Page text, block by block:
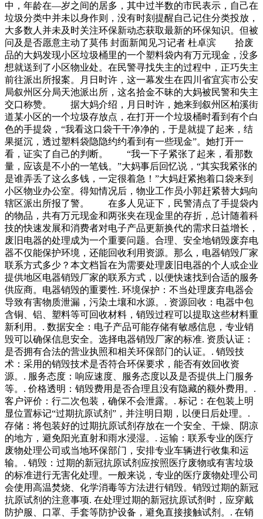
中，年龄在—岁之间的居多，其中过半数的市民表示，自己在
垃圾分类中并未以身作则，没有时刻提醒自己记住分类投放，
大多数人并未及时关注环保新动态获取最新的环保知识。但被
问及是否愿意主动了莫伟 封面新闻见习记者 杜卓滨 拾废
品的大妈发现小区垃圾桶里的一个塑料袋内有万元现金，没多
想就送到了小区物业处。在民警寻找失主的过程中，正巧失主
前往派出所报案。月日时许，这一幕发生在四川省宜宾市公安
局叙州区分局天池派出所，这名拾金不昧的大妈被民警和失主
交口称赞。 据大妈介绍，月日时许，她来到叙州区柏溪街
道某小区的一个垃圾存放点，在打开一个垃圾桶时看到有个白
色的手提袋，“我看这口袋干干净净的，于是就提了起来，结
果挺沉，透过塑料袋隐隐约约看到有一些现金”。她打开一
看，证实了自己的判断。 “我一下子紧张了起来，看那数
量，应该是不小的一笔钱。”大妈事后回忆说，“其实我紧张的
是谁弄丢了这么多钱，一定很着急！”大妈赶紧抱着口袋来到
小区物业办公室。得知情况后，物业工作员小郭赶紧替大妈向
辖区派出所报了警。 在多人见证下，民警清点了手提袋内
的物品，共有万元现金和两张夹在现金里的存折，总计随着科
技的快速发展和消费者对电子产品更新换代的需求日益增长，
废旧电器的处理成为一个重要问题。合理、安全地销毁废弃电
器不仅能保护环境，还能回收利用资源。那么，电器销毁厂家
联系方式多少？本文档旨在为需要处理废旧电器的个人或企业
提供地区电器销毁厂家的联系方式，以便快速找到合适的服务
供应商。电器销毁的重要性. 环境保护：不当处理废弃电器会
导致有害物质泄漏，污染土壤和水源。. 资源回收：电器中包
含铜、铝、塑料等可回收材料，销毁过程可以提取这些材料重
新利用。. 数据安全：电子产品可能存储有敏感信息，专业销
毁可以确保信息安全。选择电器销毁厂家的标准. 资质认证：
是否拥有合法的营业执照和相关环保部门的认证。. 销毁技
术：采用的销毁技术是否符合环保要求，能否有效回收资
源。. 服务态度：响应速度、服务态度以及是否提供上门服务
等。. 价格透明：销毁费用是否合理且没有隐藏的额外费用。.
客户评价：行二次包装，确保不会泄露。. 标记：在包装上明
显位置标记“过期抗原试剂”，并注明日期，以便日后处理。.
存储：将包装好的过期抗原试剂存放在一个安全、干燥、阴凉
的地方，避免阳光直射和雨水浸湿。. 运输：联系专业的医疗
废物处理公司或当地环保部门，安排专业车辆进行收集和运
输。. 销毁：过期的新冠抗原试剂应按照医疗废物或有害垃圾
的标准进行无害化处理。一般来说，专业的医疗废物处理公司
会使用高温焚烧、化学消毒等方法进行销毁。销毁过期的新冠
抗原试剂的注意事项. 在处理过期的新冠抗原试剂时，应穿戴
防护服、口罩、手套等防护设备，避免直接接触试剂。. 在销